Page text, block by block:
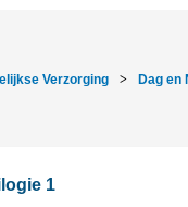
Verzorging > Dag en
1